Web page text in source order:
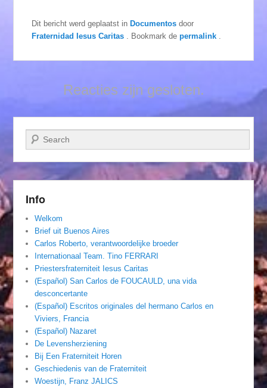
Dit bericht werd geplaatst inDocumentos door
Fraternidad Iesus Caritas
. Bookmark depermalink
Reacties zijn gesloten.
Zoeken
Info
Welkom
Brief uit Buenos Aires
Carlos Roberto, verantwoordelijke broeder
Internationaal Team. Tino FERRARI
Priestersfraterniteit Iesus Caritas
(Español) San Carlos de FOUCAULD, una vida
desconcertante
(Español) Escritos originales del hermano Carlos en
Viviers, Francia
(Español) Nazaret
De Levensherziening
Bij Een Fraterniteit Horen
Geschiedenis van de Fraterniteit
Woestijn, Franz JALICS